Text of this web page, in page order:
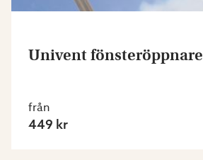
Univent fönsteröppnare
från
449 kr